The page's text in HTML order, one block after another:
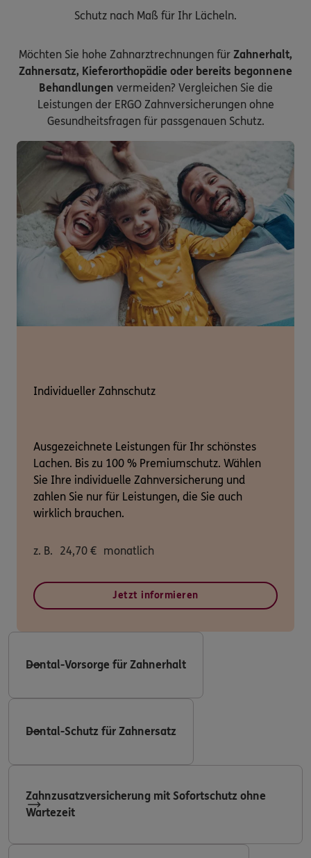
Schutz nach Maß für Ihr Lächeln.
Möchten Sie hohe Zahnarztrechnungen für Zahnerhalt,
Zahnersatz, Kieferorthopädie oder bereits begonnene
Behandlungen vermeiden? Vergleichen Sie die
Leistungen der ERGO Zahnversicherungen ohne
Gesundheitsfragen für passgenauen Schutz.
Individueller Zahnschutz
Ausgezeichnete Leistungen für Ihr schönstes
Lachen. Bis zu 100 % Premiumschutz. Wählen
Sie Ihre individuelle Zahnversicherung und
zahlen Sie nur für Leistungen, die Sie auch
wirklich brauchen.
z. B. 24,70 € monatlich
Jetzt informieren
Dental-Vorsorge für Zahnerhalt
Dental-Schutz für Zahnersatz
Zahnzusatzversicherung mit Sofortschutz ohne
Wartezeit